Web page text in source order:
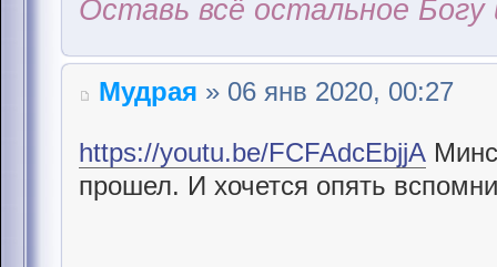
Оставь всё остальное Богу
Мудрая » 06 янв 2020, 00:27
https://youtu.be/FCFAdcEbjjA
прошел. И хочется опять